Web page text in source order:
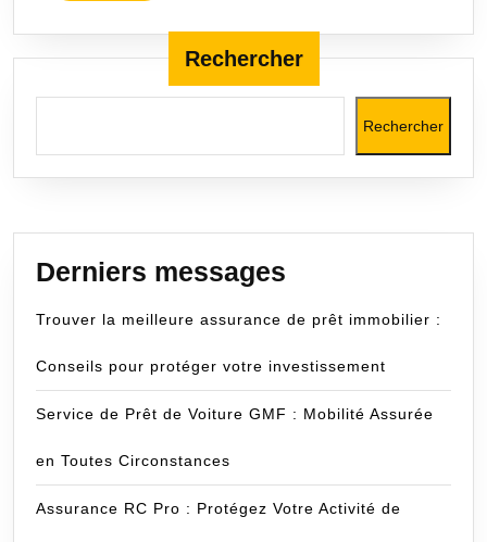
Rechercher
Rechercher
Derniers messages
Trouver la meilleure assurance de prêt immobilier :
Conseils pour protéger votre investissement
Service de Prêt de Voiture GMF : Mobilité Assurée
en Toutes Circonstances
Assurance RC Pro : Protégez Votre Activité de